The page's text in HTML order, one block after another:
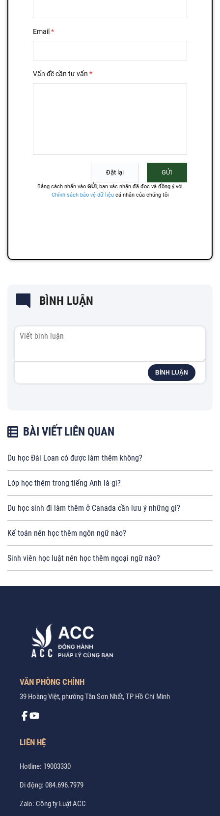
BÌNH LUẬN
BÌNH LUẬN
BÀI VIẾT LIÊN QUAN
Du học Đài Loan có được làm thêm không?
Lớp học thêm trong tiếng Anh là gì?
Du học sinh đi làm thêm ở Canada cần lưu ý những gì?
Kế toán nên học thêm ngôn ngữ nào?
Sinh viên học luật nên học thêm ngoại ngữ nào?
VĂN PHÒNG CHÍNH
39 Hoàng Việt, phường Tân Sơn Nhất, TP Hồ Chí Minh
LIÊN HỆ
Hotline: 19003330
Di động: 084.696.7979
Zalo: Công ty Luật ACC